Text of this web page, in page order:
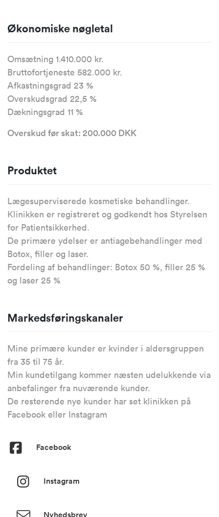
Økonomiske nøgletal
Omsætning 1.410.000 kr.
Bruttofortjeneste 582.000 kr.
Afkastningsgrad 23 %
Overskudsgrad 22,5 %
Dækningsgrad 11 %
Overskud før skat: 200.000 DKK
Produktet
Lægesuperviserede kosmetiske behandlinger.
Klinikken er registreret og godkendt hos Styrelsen
for Patientsikkerhed.
De primære ydelser er antiagebehandlinger med
Botox, filler og laser.
Fordeling af behandlinger: Botox 50 %, filler 25 %
og laser 25 %
Markedsføringskanaler
Mine primære kunder er kvinder i aldersgruppen
fra 35 til 75 år.
Min kundetilgang kommer næsten udelukkende via
anbefalinger fra nuværende kunder.
De resterende nye kunder har set klinikken på
Facebook eller Instagram
Facebook
Instagram
Nyhedsbrev